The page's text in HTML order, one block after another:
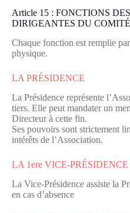
Article 15 : FONCTIONS
DIRIGEANTES DU
Chaque fonction est remplie
physique.
LA PRÉSIDENCE
La Présidence représente
tiers. Elle peut mandater un
Directeur à cette fin.
Ses pouvoirs sont strictement
intérêts de l’Association.
LA 1ere VICE-PRÉSIDENCE
La Vice-Présidence assiste la
en cas d’absence